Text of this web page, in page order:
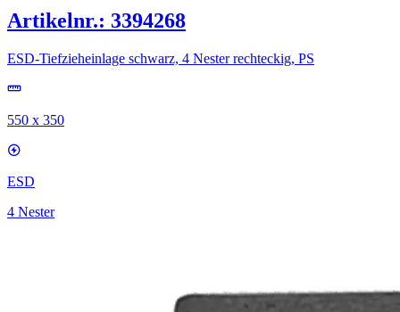
Artikelnr.: 3394268
ESD-Tiefzieheinlage schwarz, 4 Nester rechteckig, PS
550 x 350
ESD
4 Nester